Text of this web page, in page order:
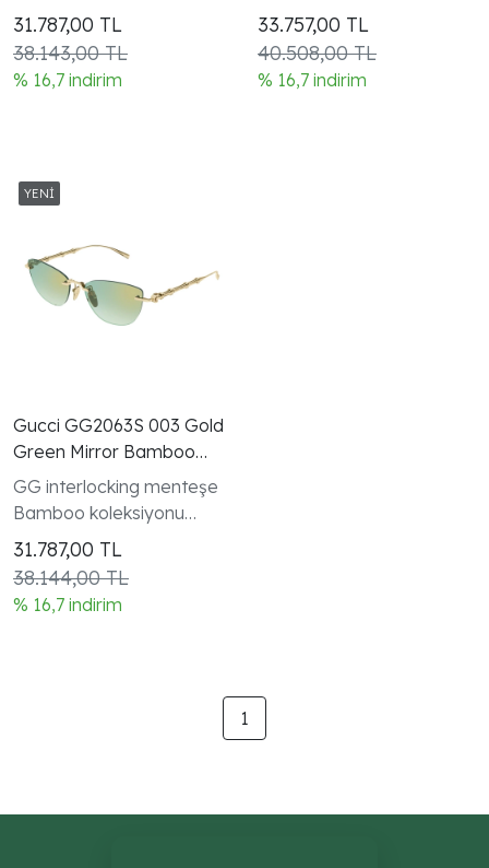
kadın modeli
31.787,00 TL
38.143,00 TL
% 16,7 indirim
kadın modeli
33.757,00 TL
40.508,00 TL
% 16,7 indirim
Gucci GG2063S 003 Gold
Green Mirror Bamboo
Kadin Gunes Gozlugu
GG interlocking menteşe
Bamboo koleksiyonu
kadın modeli
31.787,00 TL
38.144,00 TL
% 16,7 indirim
1